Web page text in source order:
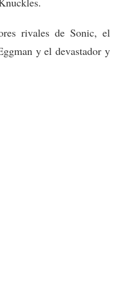
rivales de Sonic, el
y el devastador y